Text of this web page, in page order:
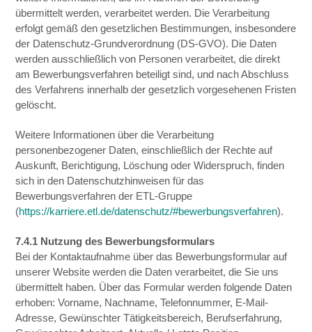
übermittelt werden, verarbeitet werden. Die Verarbeitung
erfolgt gemäß den gesetzlichen Bestimmungen, insbesondere
der Datenschutz-Grundverordnung (DS-GVO). Die Daten
werden ausschließlich von Personen verarbeitet, die direkt
am Bewerbungsverfahren beteiligt sind, und nach Abschluss
des Verfahrens innerhalb der gesetzlich vorgesehenen Fristen
gelöscht.
Weitere Informationen über die Verarbeitung
personenbezogener Daten, einschließlich der Rechte auf
Auskunft, Berichtigung, Löschung oder Widerspruch, finden
sich in den Datenschutzhinweisen für das
Bewerbungsverfahren der ETL-Gruppe
(https://karriere.etl.de/datenschutz/#bewerbungsverfahren).
7.4.1 Nutzung des Bewerbungsformulars
Bei der Kontaktaufnahme über das Bewerbungsformular auf
unserer Website werden die Daten verarbeitet, die Sie uns
übermittelt haben. Über das Formular werden folgende Daten
erhoben: Vorname, Nachname, Telefonnummer, E-Mail-
Adresse, Gewünschter Tätigkeitsbereich, Berufserfahrung,